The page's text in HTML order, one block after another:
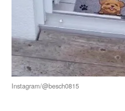
Instagram/@besch0815